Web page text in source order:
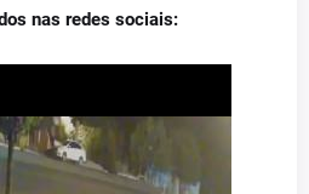
nas redes sociais: